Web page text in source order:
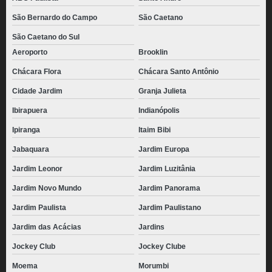
pães de queijo recheado com catupiry congelado Vila Madalena
preço de pão de queijo de parmesão congelado CECAP
pão de queijo recheado com catupiry congelado valor Pirapora do Bom
Jesus
preço de pão de queijo mineiro congelado Chácara Inglesa
pães de queijo congelado 1kg Pinheiros
preço de pão de queijo recheado com catupiry congelado CECAP
pães de queijo recheado congelado para revenda Ribeirão Pires
distribuidora de pão de queijo empanado congelado Jardim Everest
preço de pão de queijo palito congelado Parque Vila Prudente
preço de pão de queijo empanado congelado Socorro
preço de pão de queijo congelado atacado Jardim Leonor
pães de queijo mineiro congelado Sumaré
São Bernardo do Campo São Caetano
São Caetano do Sul
Aeroporto
Brooklin
Chácara Flora Chácara Santo Antônio
Cidade Jardim Granja Julieta
Ibirapuera Indianópolis
Ipiranga Itaim Bibi
Jabaquara Jardim Europa
Jardim Leonor Jardim Luzitânia
Jardim Novo Mundo Jardim Panorama
Jardim Paulista Jardim Paulistano
Jardim das Acácias Jardins
Jockey Club Jockey Clube
Moema Morumbi